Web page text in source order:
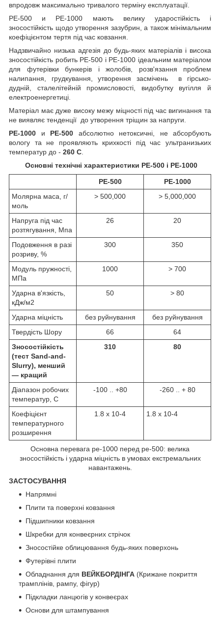
впродовж максимально тривалого терміну експлуатації.
PE-500 и PE-1000 мають велику ударостійкість і
зносостійкість щодо утворення зазубрин, а також мінімальним
коефіцієнтом тертя під час ковзання.
Надзвичайно низька адгезія до будь-яких матеріалів і висока
зносостійкість робить РЕ-500 і РЕ-1000 ідеальним матеріалом
для футерівки бункерів і жолобів, розв'язання проблем
налипання, грудкування, утворення засмічень в гірсько-
дудній, сталелітейній промисловості, видобутку вугілля й
електроенергетиці.
Матеріал має дуже високу межу міцності під час вигинання та
не виявляє тенденції до утворення тріщин за напруги.
PE-1000 и PE-500 абсолютно нетоксичні, не абсорбують
вологу та не проявляють крихкості під час ультранизьких
температур до - 260 С
Основні технічні характеристики РЕ-500 і РЕ-1000
РЕ-500
РЕ-1000
Молярна маса, г/
моль
> 500,000 > 5,000,000
Напруга під час
розтягування, Мпа
26 20
Подовження в разі
розриву, %
300 350
Модуль пружності,
МПа
1000 > 700
Ударна в'язкість,
кДж/м2
50 > 80
Ударна міцність без руйнування
без руйнування
Твердість Шору
66
64
Зносостійкість
(тест Sand-and-
Slurry), менший
— кращий
310 80
Діапазон робочих
температур, С
-100 .. +80 -260 .. + 80
Коефіцієнт
температурного
розширення
1.8 х 10-4 1.8 х 10-4
Основна перевага ре-1000 перед ре-500: велика
зносостійкість і ударна міцність в умовах екстремальних
навантажень.
ЗАСТОСУВАННЯ
Напрямні
Плити та поверхні ковзання
Підшипники ковзання
Шкребки для конвеєрних стрічок
Зносостійке облицювання будь-яких поверхонь
Футерівні плити
Обладнання для ВЕЙКБОРДІНГА (Крижане покриття
трамплінів, рампу, фігур)
Підкладки ланцюгів у конвеєрах
Основи для штампування